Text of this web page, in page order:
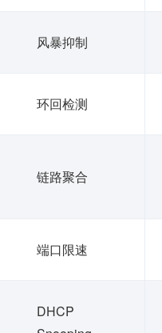
风暴抑制
环回检测
链路聚合
端口限速
DHCP